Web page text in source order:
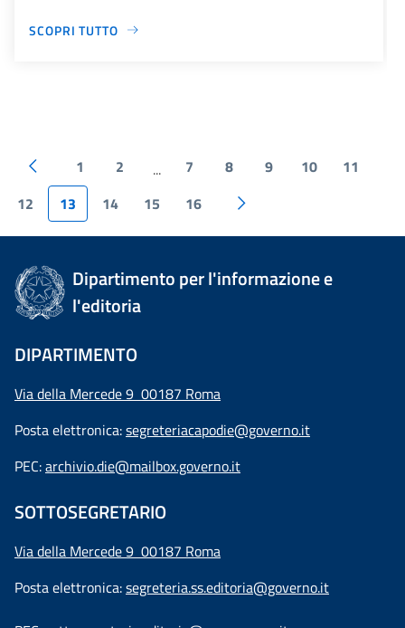
SCOPRI TUTTO
1 2 ... 7 8 9 10
11
12
13 14 15 16
Dipartimento per l'informazione e
l'editoria
DIPARTIMENTO
Via della Mercede 9 00187 Roma
Posta elettronica:segreteriacapodie@governo.it
PEC:archivio.die@mailbox.governo.it
SOTTOSEGRETARIO
Via della Mercede 9 00187 Roma
Posta elettronica:segreteria.ss.editoria@governo.it